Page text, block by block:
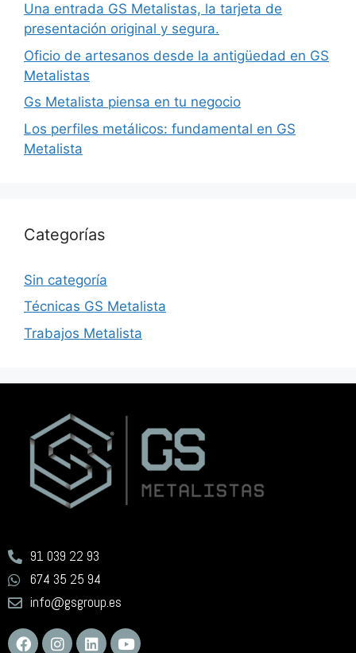
Una entrada GS Metalistas, la tarjeta de
presentación original y segura.
Oficio de artesanos desde la antigüedad en GS
Metalistas
Gs Metalista piensa en tu negocio
Los perfiles metálicos: fundamental en GS
Metalista
Categorías
Sin categoría
Técnicas GS Metalista
Trabajos Metalista
91 039 22 93
674 35 25 94
info@gsgroup.es